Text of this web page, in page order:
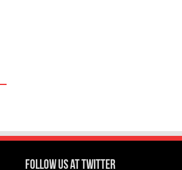
Follow us at Twitter